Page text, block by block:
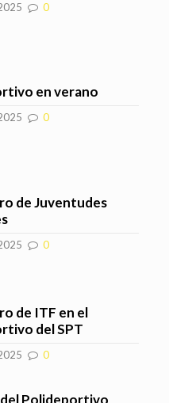
0
en verano
0
de Juventudes
0
de ITF en el
del SPT
0
Polideportivo